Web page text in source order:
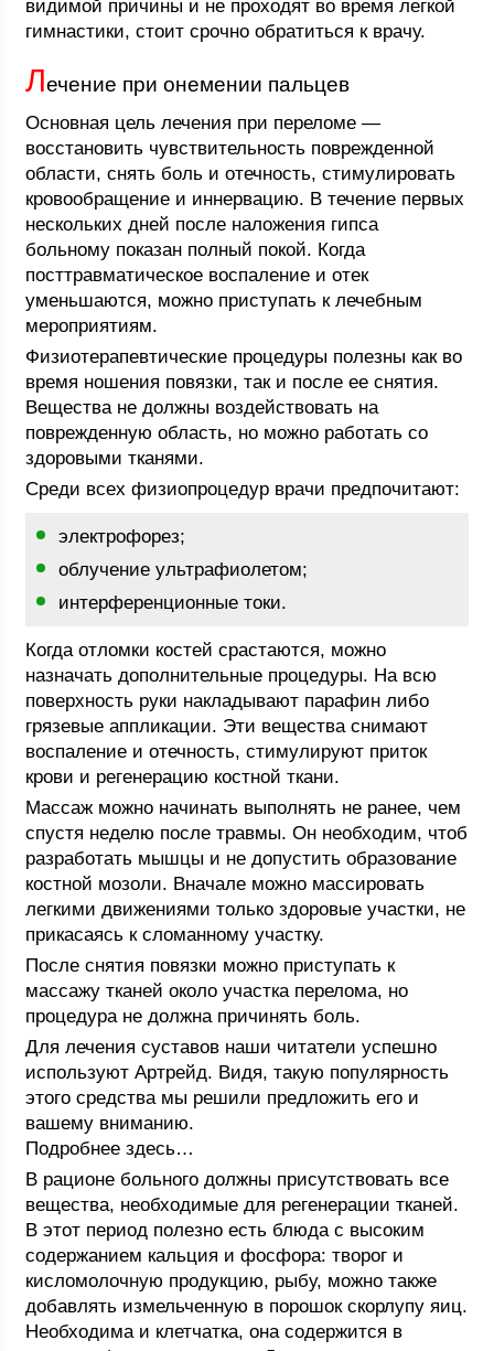
видимой причины и не проходят во время легкой
гимнастики, стоит срочно обратиться к врачу.
Лечение при онемении пальцев
Основная цель лечения при переломе —
восстановить чувствительность поврежденной
области, снять боль и отечность, стимулировать
кровообращение и иннервацию. В течение первых
нескольких дней после наложения гипса
больному показан полный покой. Когда
посттравматическое воспаление и отек
уменьшаются, можно приступать к лечебным
мероприятиям.
Физиотерапевтические процедуры полезны как во
время ношения повязки, так и после ее снятия.
Вещества не должны воздействовать на
поврежденную область, но можно работать со
здоровыми тканями.
Среди всех физиопроцедур врачи предпочитают:
электрофорез;
облучение ультрафиолетом;
интерференционные токи.
Когда отломки костей срастаются, можно
назначать дополнительные процедуры. На всю
поверхность руки накладывают парафин либо
грязевые аппликации. Эти вещества снимают
воспаление и отечность, стимулируют приток
крови и регенерацию костной ткани.
Массаж можно начинать выполнять не ранее, чем
спустя неделю после травмы. Он необходим, чтоб
разработать мышцы и не допустить образование
костной мозоли. Вначале можно массировать
легкими движениями только здоровые участки, не
прикасаясь к сломанному участку.
После снятия повязки можно приступать к
массажу тканей около участка перелома, но
процедура не должна причинять боль.
Для лечения суставов наши читатели успешно
используют Артрейд. Видя, такую популярность
этого средства мы решили предложить его и
вашему вниманию.
Подробнее здесь…
В рационе больного должны присутствовать все
вещества, необходимые для регенерации тканей.
В этот период полезно есть блюда с высоким
содержанием кальция и фосфора: творог и
кисломолочную продукцию, рыбу, можно также
добавлять измельченную в порошок скорлупу яиц.
Необходима и клетчатка, она содержится в